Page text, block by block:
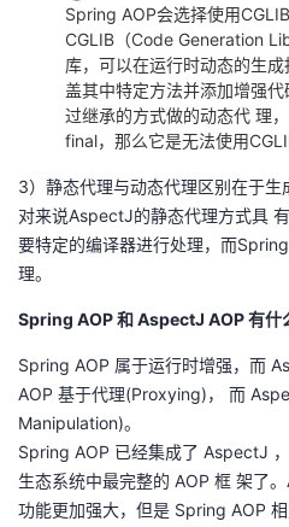
Spring AOP会选择使用
CGLIB（Code Generation
库，可以在运行时动态的生
盖其中特定方法并添加增强
过继承的方式做的动态代 理
final，那么它是无法使用
3）静态代理与动态代理区别在于
对来说AspectJ的静态代理方式具
要特定的编译器进行处理，而
理。
Spring AOP 和 AspectJ AOP 有什
Spring AOP 属于运⾏时增强，⽽
AOP 基于代理(Proxying)， ⽽
Manipulation)。
Spring AOP 已经集成了 AspectJ
⽣态系统中最完整的 AOP 框 架了
功能更加强⼤，但是 Spring AOP